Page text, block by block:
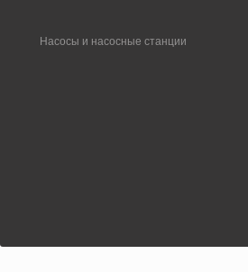
Насосы и насосные станции